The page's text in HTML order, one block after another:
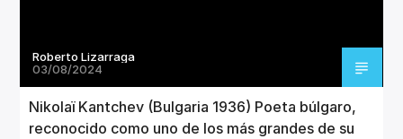
Roberto Lizarraga
03/08/2024
Nikolaï Kantchev (Bulgaria 1936) Poeta búlgaro,
reconocido como uno de los más grandes de su